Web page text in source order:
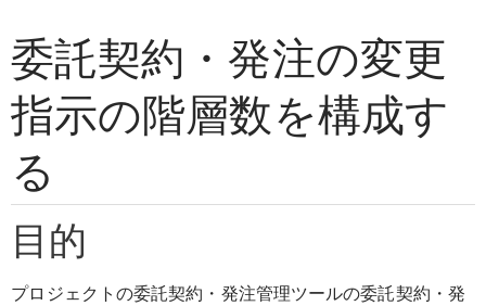
委託契約・発注の変更
指示の階層数を構成す
る
目的
プロジェクトの委託契約・発注管理ツールの委託契約・発